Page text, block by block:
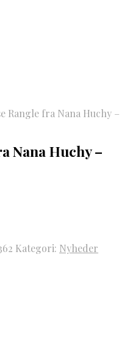
Rangle fra Nana Huchy –
Nana Huchy –
Kategori: Nyheder